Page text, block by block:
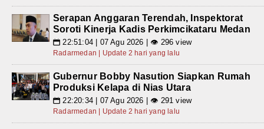
Serapan Anggaran Terendah, Inspektorat
Soroti Kinerja Kadis Perkimcikataru Medan
📅 22:51:04 | 07 Agu 2026 | 👁 296 view
Radarmedan | Update 2 hari yang lalu
Gubernur Bobby Nasution Siapkan Rumah
Produksi Kelapa di Nias Utara
📅 22:20:34 | 07 Agu 2026 | 👁 291 view
Radarmedan | Update 2 hari yang lalu